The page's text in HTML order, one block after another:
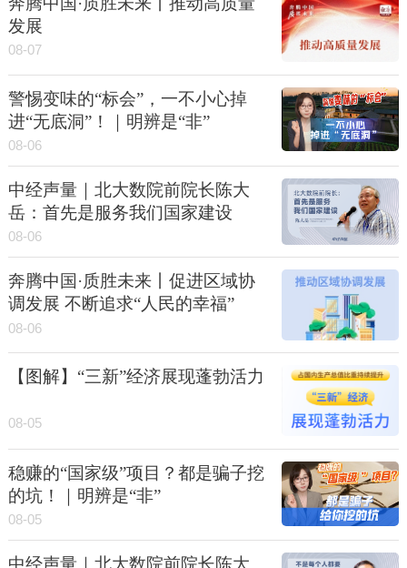
发展
08-07
警惕变味的“标会”，一不小心掉
进“无底洞”！｜明辨是“非”
08-06
中经声量｜北大数院前院长陈大
岳：首先是服务我们国家建设
08-06
奔腾中国·质胜未来丨促进区域协
调发展 不断追求“人民的幸福”
08-06
【图解】“三新”经济展现蓬勃活力
08-05
稳赚的“国家级”项目？都是骗子挖
的坑！｜明辨是“非”
08-05
中经声量｜北大数院前院长陈大